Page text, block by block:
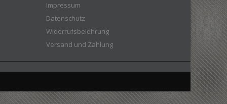
Impressum
Datenschutz
Widerrufsbelehrung
Versand und Zahlung